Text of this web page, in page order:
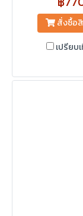
สั่งซื้อ
เปรียบ